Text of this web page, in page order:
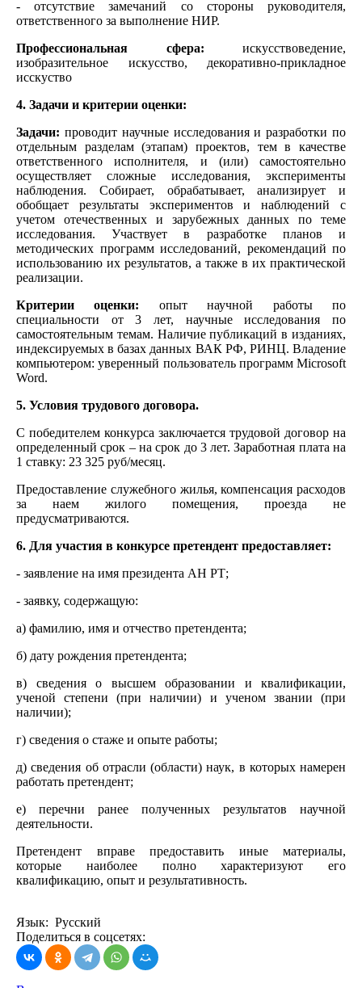
- отсутствие замечаний со стороны руководителя,
ответственного за выполнение НИР.
Профессиональная сфера: искусствоведение,
изобразительное искусство, декоративно-прикладное
исскуство
4. Задачи и критерии оценки:
Задачи: проводит научные исследования и разработки по
отдельным разделам (этапам) проектов, тем в качестве
ответственного исполнителя, и (или) самостоятельно
осуществляет сложные исследования, эксперименты
наблюдения. Собирает, обрабатывает, анализирует и
обобщает результаты экспериментов и наблюдений с
учетом отечественных и зарубежных данных по теме
исследования. Участвует в разработке планов и
методических программ исследований, рекомендаций по
использованию их результатов, а также в их практической
реализации.
Критерии оценки:
опыт научной работы по
специальности от 3 лет, научные исследования по
самостоятельным темам. Наличие публикаций в изданиях,
индексируемых в базах данных ВАК РФ, РИНЦ. Владение
компьютером: уверенный пользователь программ Microsoft
Word.
5. Условия трудового договора.
С победителем конкурса заключается трудовой договор на
определенный срок – на срок до 3 лет. Заработная плата на
1 ставку: 23 325 руб/месяц.
Предоставление служебного жилья, компенсация расходов
за наем жилого помещения, проезда не
предусматриваются.
6. Для участия в конкурсе претендент предоставляет:
- заявление на имя президента АН РТ;
- заявку, содержащую:
а) фамилию, имя и отчество претендента;
б) дату рождения претендента;
в) сведения о высшем образовании и квалификации,
ученой степени (при наличии) и ученом звании (при
наличии);
г) сведения о стаже и опыте работы;
д) сведения об отрасли (области) наук, в которых намерен
работать претендент;
е) перечни ранее полученных результатов научной
деятельности.
Претендент вправе предоставить иные материалы,
которые наиболее полно характеризуют его
квалификацию, опыт и результативность.
Язык: Русский
Поделиться в соцсетях: